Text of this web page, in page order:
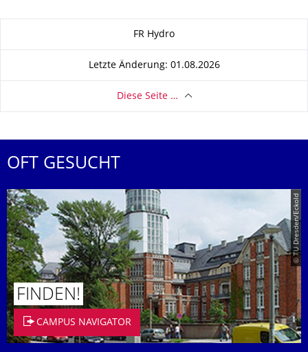
FR Hydro
Letzte Änderung: 01.08.2026
Diese Seite …
OFT GESUCHT
© TU Dresden/Eckold
FINDEN!
CAMPUS NAVIGATOR